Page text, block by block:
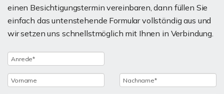
einen Besichtigungstermin vereinbaren, dann füllen Sie
einfach das untenstehende Formular vollständig aus und
wir setzen uns schnellstmöglich mit Ihnen in Verbindung.